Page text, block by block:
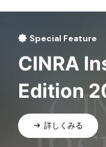
Special Feature
CINRA
Edition
詳しくみる